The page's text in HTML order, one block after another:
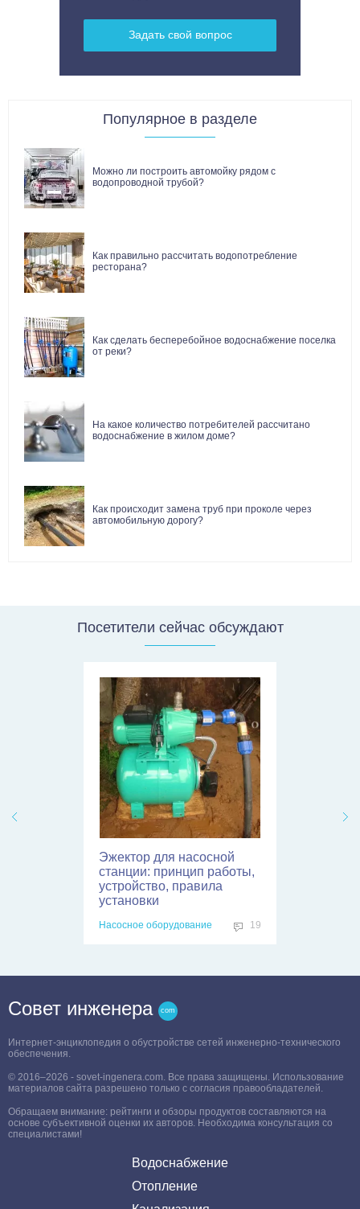
Задать свой вопрос
Популярное в разделе
Можно ли построить автомойку рядом с
водопроводной трубой?
Как правильно рассчитать водопотребление
ресторана?
Как сделать бесперебойное водоснабжение поселка
от реки?
На какое количество потребителей рассчитано
водоснабжение в жилом доме?
Как происходит замена труб при проколе через
автомобильную дорогу?
Посетители сейчас обсуждают
Принудительная
вентиляция в погребе:
правила и схемы
обустройства
Проектирование и расчеты
Совет инженера
Интернет-энциклопедия о обустройстве сетей инженерно-технического
обеспечения.
© 2016–2026 - sovet-ingenera.com. Все права защищены. Использование
материалов сайта разрешено только с согласия правообладателей.
Обращаем внимание: рейтинги и обзоры продуктов составляются на
основе субъективной оценки их авторов. Необходима консультация со
специалистами!
Водоснабжение
Отопление